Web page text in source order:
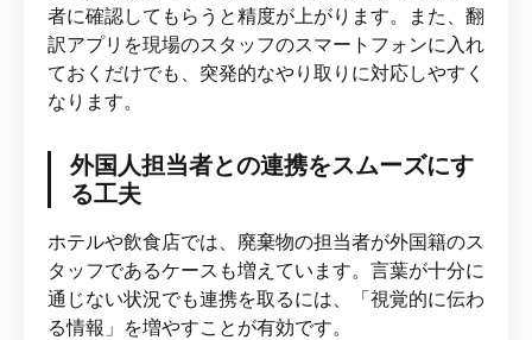
者に確認してもらうと精度が上がります。また、翻
訳アプリを現場のスタッフのスマートフォンに入れ
ておくだけでも、突発的なやり取りに対応しやすく
なります。
外国人担当者との連携をスムーズにす
る工夫
ホテルや飲食店では、廃棄物の担当者が外国籍のス
タッフであるケースも増えています。言葉が十分に
通じない状況でも連携を取るには、「視覚的に伝わ
る情報」を増やすことが有効です。